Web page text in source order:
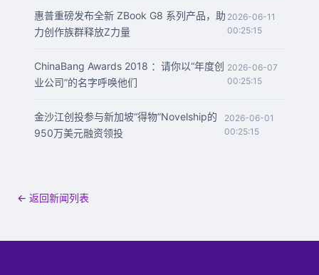
惠普重磅发布全新 ZBook G8 系列产品，助
力创作族群释放Z力量
2026-06-11
00:25:15
ChinaBang Awards 2018 ：请你以“年度创
业公司”的名字呼唤他们
2026-06-07
00:25:15
金沙江创投参与新加坡“得物”Novelship的
950万美元融资领投
2026-06-01
00:25:15
← 返回新闻列表